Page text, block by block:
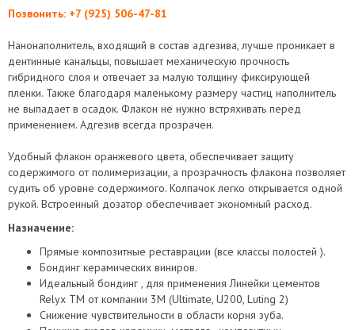
Позвонить: +7 (925) 506-47-81
Нанонаполнитель, входящий в состав адгезива, лучше проникает в
дентинные канальцы, повышает механическую прочность
гибридного слоя и отвечает за малую толщину фиксирующей
пленки. Также благодаря маленькому размеру частиц наполнитель
не выпадает в осадок. Флакон не нужно встряхивать перед
применением. Адгезив всегда прозрачен.
Удобный флакон оранжевого цвета, обеспечивает защиту
содержимого от полимеризации, а прозрачность флакона позволяет
судить об уровне содержимого. Колпачок легко открывается одной
рукой. Встроенный дозатор обеспечивает экономный расход.
Назначение:
Прямые композитные реставрации (все классы полостей ).
Бондинг керамических виниров.
Идеальный бондинг , для применения Линейки цементов
Relyx TM от компании 3М (Ultimate, U200, Luting 2)
Снижение чувствительности в области корня зуба.